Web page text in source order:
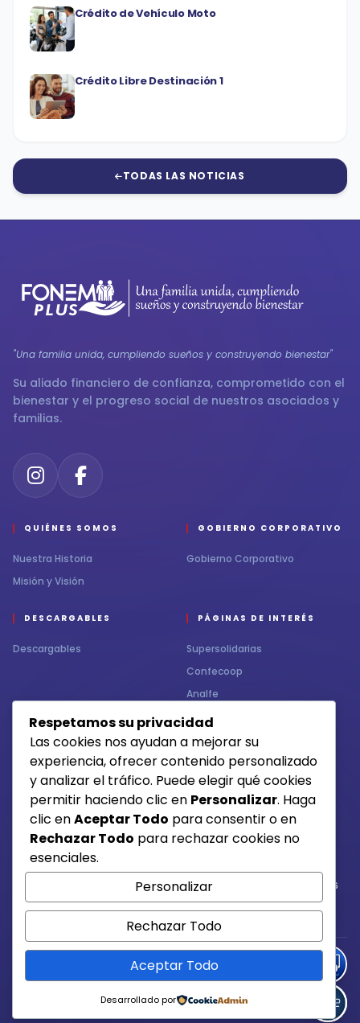
Crédito de Vehículo Moto
Crédito Libre Destinación 1
TODAS LAS NOTICIAS
"Una familia unida, cumpliendo sueños y construyendo bienestar"
Su aliado financiero de confianza, comprometido con el
bienestar y el progreso social de nuestros asociados y
familias.
QUIÉNES SOMOS
Nuestra Historia
Misión y Visión
GOBIERNO CORPORATIVO
Gobierno Corporativo
DESCARGABLES
Descargables
PÁGINAS DE INTERÉS
Supersolidarias
Confecoop
Analfe
CONTÁCTENOS
Contacto
MEDIOS DE RECAUDO
Si tienes alguna duda, comunícate con la línea 6684015 /6684016
3217003641
POLÍTICA DE PRIVACIDADTÉRMINOS DE USO
© 2026 FONEM PLUS · TODOS LOS DERECHOS RESERVADOS. VIGILADO
SUPERINTENDENCIA DE LA ECONOMÍA SOLIDARIA
Respetamos su privacidad
Las cookies nos ayudan a mejorar su
experiencia, ofrecer contenido personalizado
y analizar el tráfico. Puede elegir qué cookies
permitir haciendo clic en Personalizar. Haga
clic enAceptar Todo para consentir o en
Rechazar Todo para rechazar cookies no
esenciales.
Personalizar
Rechazar Todo
Aceptar Todo
Desarrollado por